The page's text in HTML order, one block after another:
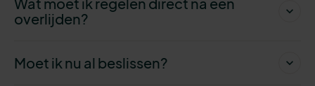
overlijden?
Moet ik nu al beslissen?